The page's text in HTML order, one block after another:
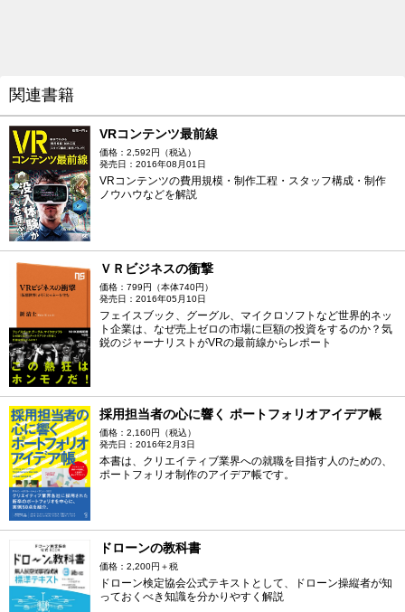
関連書籍
VRコンテンツ最前線
価格：2,592円（税込）
発売日：2016年08月01日
VRコンテンツの費用規模・制作工程・スタッフ構成・制作
ノウハウなどを解説
ＶＲビジネスの衝撃
価格：799円（本体740円）
発売日：2016年05月10日
フェイスブック、グーグル、マイクロソフトなど世界的ネッ
ト企業は、なぜ売上ゼロの市場に巨額の投資をするのか？気
鋭のジャーナリストがVRの最前線からレポート
採用担当者の心に響く ポートフォリオアイデア帳
価格：2,160円（税込）
発売日：2016年2月3日
本書は、クリエイティブ業界への就職を目指す人のための、
ポートフォリオ制作のアイデア帳です。
ドローンの教科書
価格：2,200円＋税
ドローン検定協会公式テキストとして、ドローン操縦者が知
っておくべき知識を分かりやすく解説